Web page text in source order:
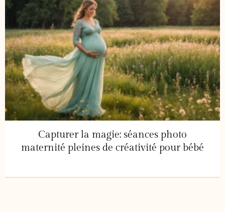
Capturer la magie: séances photo
maternité pleines de créativité pour bébé